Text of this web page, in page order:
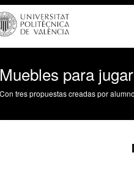
Muebles para jugar